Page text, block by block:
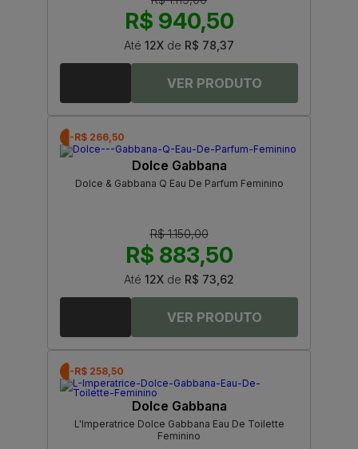
R$ 940,50
Até 12X de R$ 78,37
-R$ 266,50
Dolce Gabbana
Dolce & Gabbana Q Eau De Parfum Feminino
R$ 1.150,00
R$ 883,50
Até 12X de R$ 73,62
-R$ 258,50
Dolce Gabbana
L'Imperatrice Dolce Gabbana Eau De Toilette
Feminino